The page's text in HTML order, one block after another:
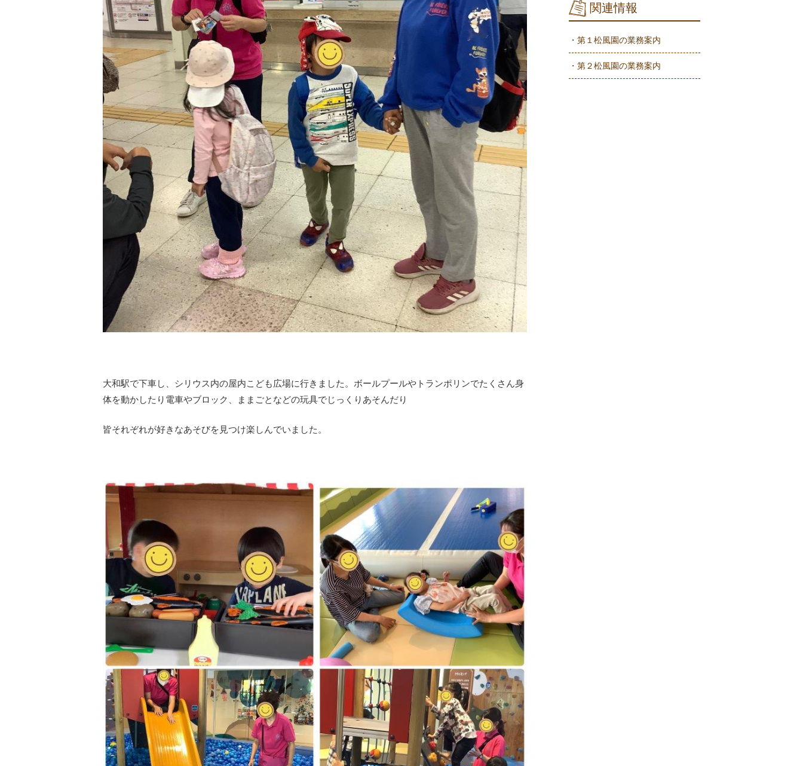
大和駅で下車し、シリウス内の屋内こども広場に行きました。ボールプールやトランポリンでたくさん身
体を動かしたり電車やブロック、ままごとなどの玩具でじっくりあそんだり
皆それぞれが好きなあそびを見つけ楽しんでいました。
関連情報
・第１松風園の業務案内
・第２松風園の業務案内